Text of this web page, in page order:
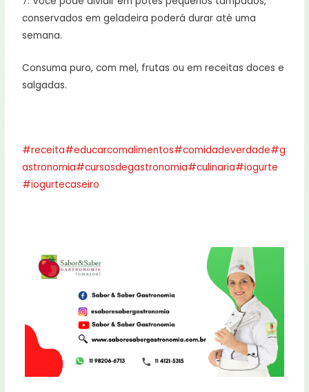
conservados em geladeira poderá durar até uma
semana.
Consuma puro, com mel, frutas ou em receitas doces e
salgadas.
#receita#educarcomalimentos#comidadeverdade#g
astronomia#cursosdegastronomia#culinaria#iogurte
#iogurtecaseiro